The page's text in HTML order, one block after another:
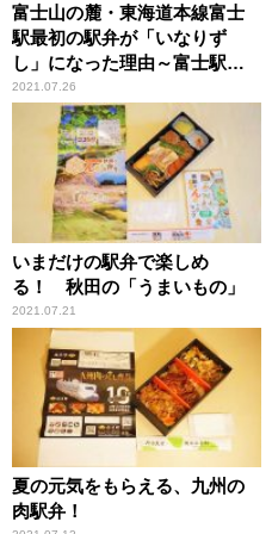
富士山の麓・東海道本線富士
駅最初の駅弁が「いなりず
し」になった理由～富士駅
弁・富陽軒
2021.07.26
いまだけの駅弁で楽しめ
る！ 秋田の「うまいもの」
2021.07.21
夏の元気をもらえる、九州の
肉駅弁！